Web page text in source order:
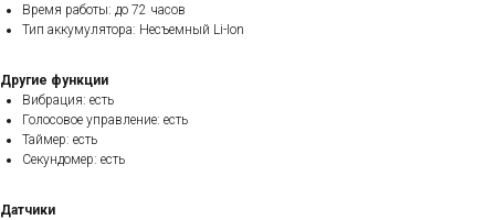
Время работы: до 72 часов
Тип аккумулятора: Несъемный Li-Ion
Другие функции
Вибрация: есть
Голосовое управление: есть
Таймер: есть
Секундомер: есть
Датчики